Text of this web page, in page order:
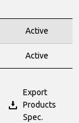
Active
Active
Export
Products
Spec.